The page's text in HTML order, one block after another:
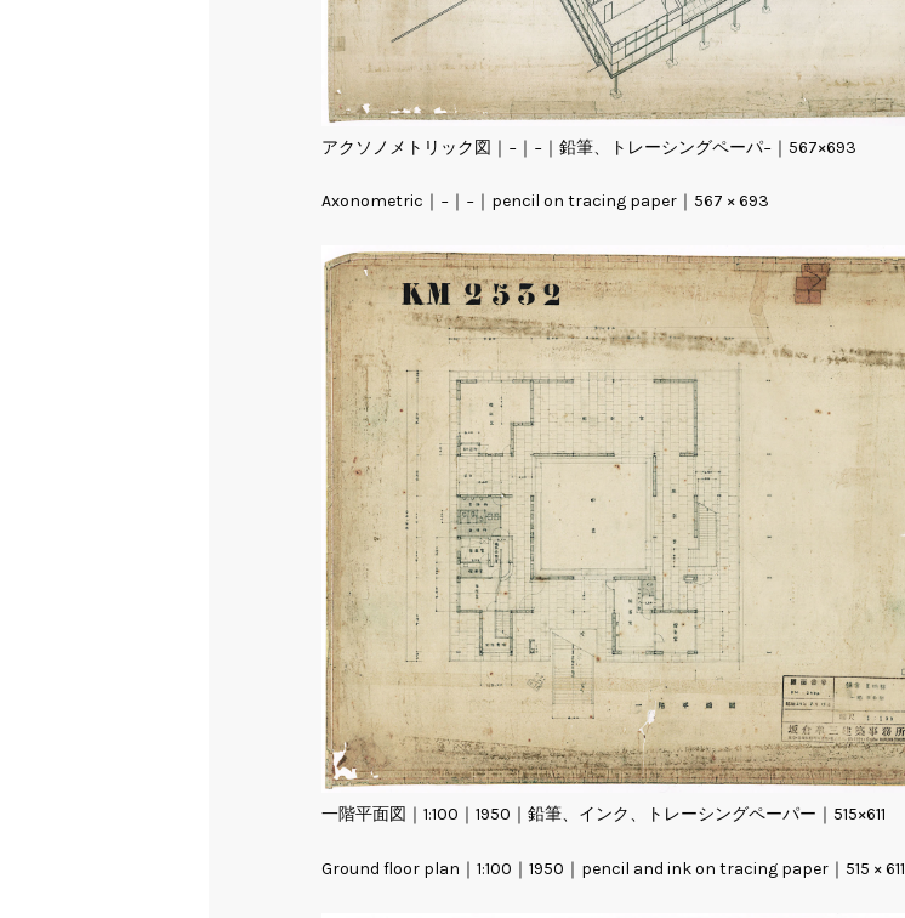
アクソノメトリック図｜−｜−｜鉛筆、トレーシングペーパ−｜567×693
Axonometric｜−｜−｜pencil on tracing paper｜567 × 693
一階平面図｜1:100｜1950｜鉛筆、インク、トレーシングペーパー｜515×611
Ground floor plan｜1:100｜1950｜pencil and ink on tracing paper｜515 × 611